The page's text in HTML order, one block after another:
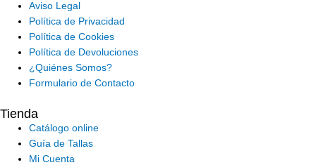
Aviso Legal
Política de Privacidad
Política de Cookies
Política de Devoluciones
¿Quiénes Somos?
Formulario de Contacto
Tienda
Catálogo online
Guía de Tallas
Mi Cuenta